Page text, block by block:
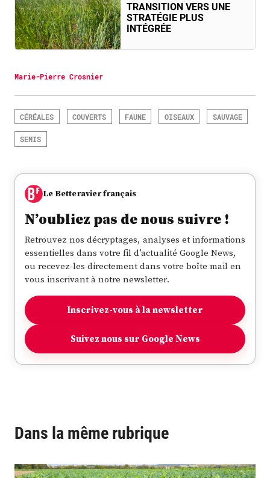
TRANSITION VERS UNE
STRATÉGIE PLUS
INTÉGRÉE
Marie-Pierre Crosnier
CÉRÉALES COUVERTS FAUNE OISEAUX SAUVAGE
SEMIS
Le Betteravier français
N’oubliez pas de nous suivre !
Retrouvez nos décryptages, analyses et informations
essentielles dans votre fil d’actualité Google News,
ou recevez-les directement dans votre boîte mail en
vous inscrivant à notre newsletter.
Inscrivez-vous à la newsletter
Suivez nous sur Google News
Dans la même rubrique